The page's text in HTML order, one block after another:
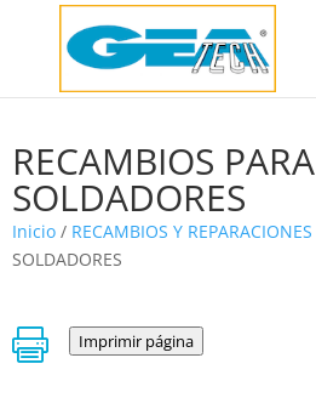
RECAMBIOS PARA
SOLDADORES
Inicio / RECAMBIOS Y REPARACIONES
SOLDADORES
 Imprimir página